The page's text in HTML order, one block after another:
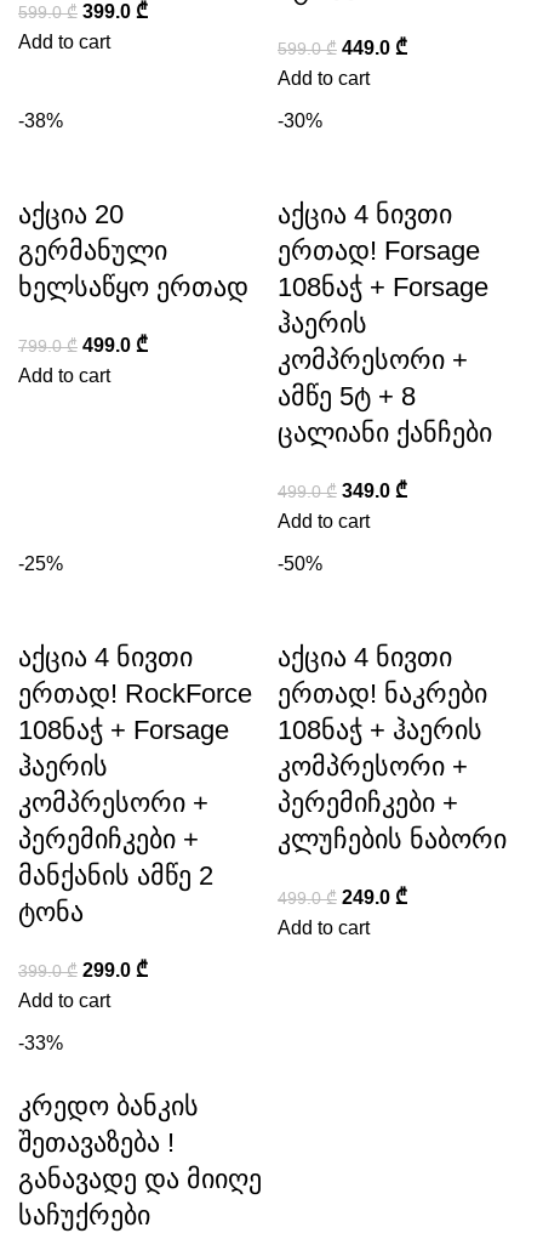
599.0₾ 399.0 ₾
Add to cart
599.0₾ 449.0 ₾
Add to cart
-38%
აქცია 20
გერმანული
ხელსაწყო ერთად
799.0₾ 499.0 ₾
Add to cart
-30%
აქცია 4 ნივთი
ერთად! Forsage
108ნაჭ + Forsage
ჰაერის
კომპრესორი +
ამწე 5ტ + 8
ცალიანი ქანჩები
499.0₾ 349.0 ₾
Add to cart
-25%
აქცია 4 ნივთი
ერთად! RockForce
108ნაჭ + Forsage
ჰაერის
კომპრესორი +
პერემიჩკები +
მანქანის ამწე 2
ტონა
399.0₾ 299.0 ₾
Add to cart
-50%
აქცია 4 ნივთი
ერთად! ნაკრები
108ნაჭ + ჰაერის
კომპრესორი +
პერემიჩკები +
კლუჩების ნაბორი
499.0₾ 249.0 ₾
Add to cart
-33%
კრედო ბანკის
შეთავაზება !
განავადე და მიიღე
საჩუქრები